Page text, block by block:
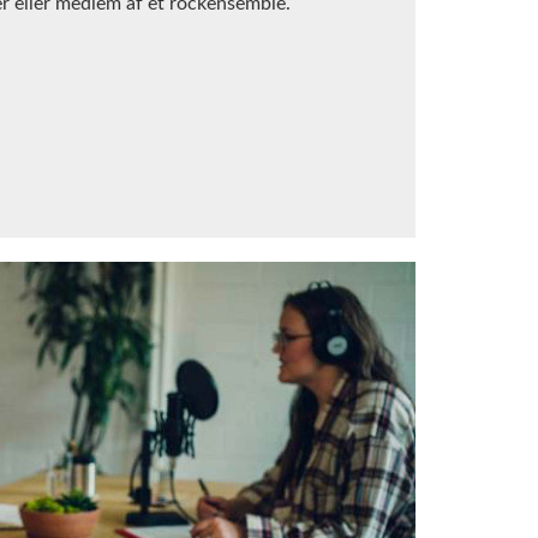
eller medlem af et rockensemble.